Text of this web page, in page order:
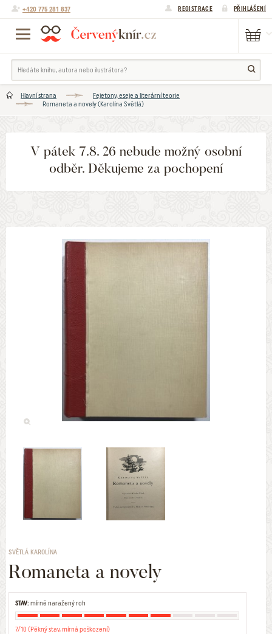
+420 775 281 837 REGISTRACE PŘIHLÁŠENÍ
Hlavní strana
Fejetony, eseje a literární teorie
Romaneta a novely (Karolína Světlá)
V pátek 7.8. 26 nebude možný osobní
odběr. Děkujeme za pochopení
SVĚTLÁ KAROLÍNA
Romaneta a novely
STAV:mírně naražený roh
7/10 (Pěkný stav, mírná poškození)